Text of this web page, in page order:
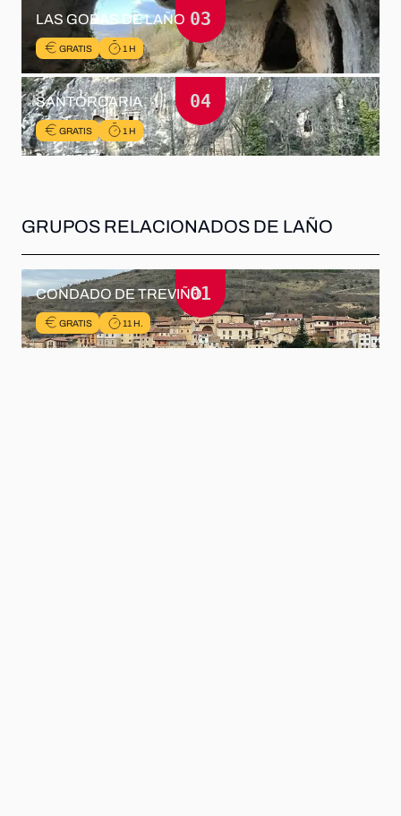
03
LAS GOBAS DE LAÑO
GRATIS 1 H
04
SANTORCARIA
GRATIS 1 H
GRUPOS RELACIONADOS DE LAÑO
01
CONDADO DE TREVIÑO
GRATIS 11 H.